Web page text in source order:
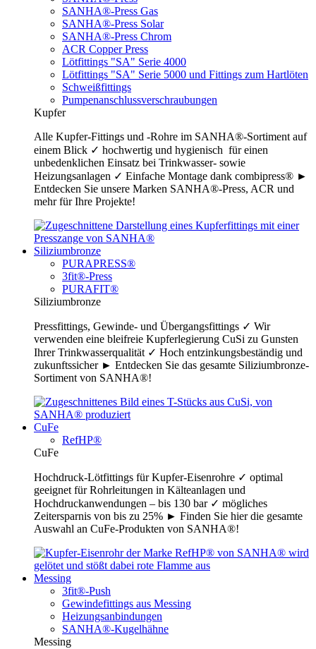
SANHA®-Press Gas
SANHA®-Press Solar
SANHA®-Press Chrom
ACR Copper Press
Lötfittings "SA" Serie 4000
Lötfittings "SA" Serie 5000 und Fittings zum Hartlöten
Schweißfittings
Pumpenanschlussverschraubungen
Kupfer
Alle Kupfer-Fittings und -Rohre im SANHA®-Sortiment auf
einem Blick ✓ hochwertig und hygienisch für einen
unbedenklichen Einsatz bei Trinkwasser- sowie
Heizungsanlagen ✓ Einfache Montage dank combipress® ►
Entdecken Sie unsere Marken SANHA®-Press, ACR und
mehr für Ihre Projekte!
Siliziumbronze
PURAPRESS®
3fit®-Press
PURAFIT®
Siliziumbronze
Pressfittings, Gewinde- und Übergangsfittings ✓ Wir
verwenden eine bleifreie Kupferlegierung CuSi zu Gunsten
Ihrer Trinkwasserqualität ✓ Hoch entzinkungsbeständig und
zukunftssicher ► Entdecken Sie das gesamte Siliziumbronze-
Sortiment von SANHA®!
CuFe
RefHP®
CuFe
Hochdruck-Lötfittings für Kupfer-Eisenrohre ✓ optimal
geeignet für Rohrleitungen in Kälteanlagen und
Hochdruckanwendungen – bis 130 bar ✓ mögliches
Zeitersparnis von bis zu 25% ► Finden Sie hier die gesamte
Auswahl an CuFe-Produkten von SANHA®!
Messing
3fit®-Push
Gewindefittings aus Messing
Heizungsanbindungen
SANHA®-Kugelhähne
Messing